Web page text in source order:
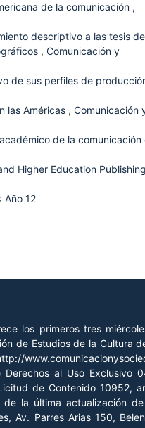
de la comunicación ,
descriptivo a las tesis de
, Comunicación y
de sus perfiles de
las Américas , Comunicación
de la comunicación
Higher Education
Año 12
los primeros tres
de Estudios de la Cultura
al Uso
de Contenido 10952,
la última actualización
Av. Parres Arias 150,